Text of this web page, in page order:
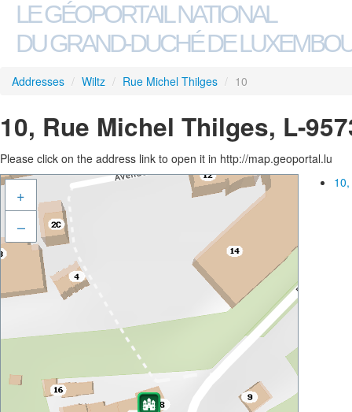
LE GÉOPORTAIL NATIONAL
DU GRAND-DUCHÉ DE
Addresses / Wiltz / Rue Michel Thilges / 10
10, Rue Michel Thilges, L-
Please click on the address link to open it in http://map.geoportal.lu
+
–